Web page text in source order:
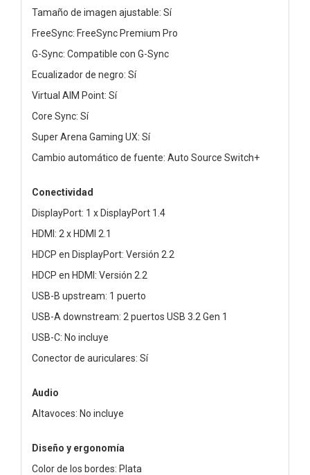
Tamaño de imagen ajustable: Sí
FreeSync: FreeSync Premium Pro
G-Sync: Compatible con G-Sync
Ecualizador de negro: Sí
Virtual AIM Point: Sí
Core Sync: Sí
Super Arena Gaming UX: Sí
Cambio automático de fuente: Auto Source Switch+
Conectividad
DisplayPort: 1 x DisplayPort 1.4
HDMI: 2 x HDMI 2.1
HDCP en DisplayPort: Versión 2.2
HDCP en HDMI: Versión 2.2
USB-B upstream: 1 puerto
USB-A downstream: 2 puertos USB 3.2 Gen 1
USB-C: No incluye
Conector de auriculares: Sí
Audio
Altavoces: No incluye
Diseño y ergonomía
Color de los bordes: Plata